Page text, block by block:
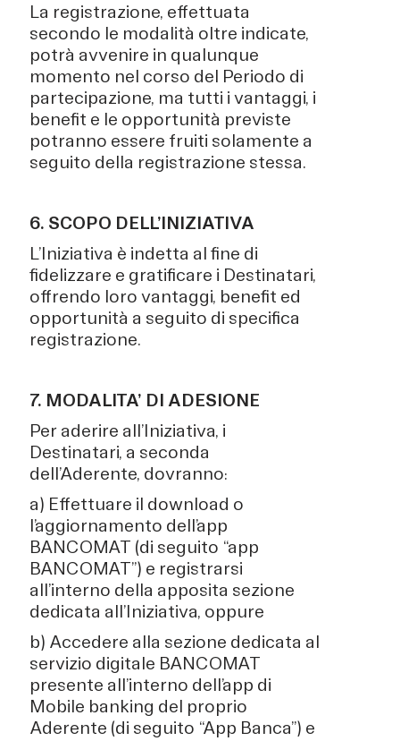
La registrazione, effettuata
secondo le modalità oltre indicate,
potrà avvenire in qualunque
momento nel corso del Periodo di
partecipazione, ma tutti i vantaggi, i
benefit e le opportunità previste
potranno essere fruiti solamente a
seguito della registrazione stessa.
6. SCOPO DELL’INIZIATIVA
L’Iniziativa è indetta al fine di
fidelizzare e gratificare i Destinatari,
offrendo loro vantaggi, benefit ed
opportunità a seguito di specifica
registrazione.
7. MODALITA’ DI ADESIONE
Per aderire all’Iniziativa, i
Destinatari, a seconda
dell’Aderente, dovranno:
a) Effettuare il download o
l’aggiornamento dell’app
BANCOMAT (di seguito “app
BANCOMAT”) e registrarsi
all’interno della apposita sezione
dedicata all’Iniziativa, oppure
b) Accedere alla sezione dedicata al
servizio digitale BANCOMAT
presente all’interno dell’app di
Mobile banking del proprio
Aderente (di seguito “App Banca”) e